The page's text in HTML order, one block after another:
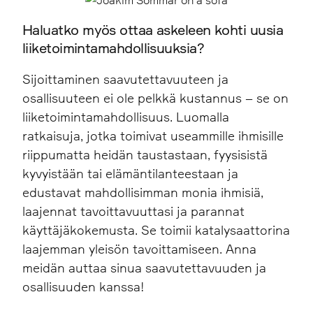
Haluatko myös ottaa askeleen kohti uusia
liiketoimintamahdollisuuksia?
Sijoittaminen saavutettavuuteen ja
osallisuuteen ei ole pelkkä kustannus – se on
liiketoimintamahdollisuus. Luomalla
ratkaisuja, jotka toimivat useammille ihmisille
riippumatta heidän taustastaan, fyysisistä
kyvyistään tai elämäntilanteestaan ja
edustavat mahdollisimman monia ihmisiä,
laajennat tavoittavuuttasi ja parannat
käyttäjäkokemusta. Se toimii katalysaattorina
laajemman yleisön tavoittamiseen. Anna
meidän auttaa sinua saavutettavuuden ja
osallisuuden kanssa!